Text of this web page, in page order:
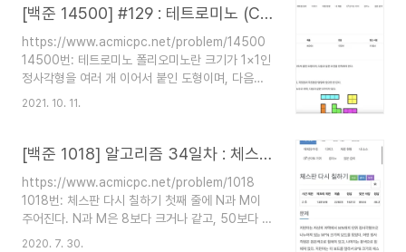
서 가장 긴 연속 사탕 수 구하기 (BFS로 할 수 있을
꿀 수 있는 두 캔디 찾기 (인접하면서 서로 다른 캔
디 쌍)3. 두 캔디 위치를 바꿨을 때 (swap) 두 캔디
를 포함하는 가장 긴 연속 캔디 수를 구하고 현재 최
대 길이랑 비교해서 갱신이때, A, B 캔디라고 하면,
[백준 14500] #129 : 테트로미노 (C++)
https://www.acmicpc.net/problem/14500
14500번: 테트로미노 폴리오미노란 크기가 1×1인
정사각형을 여러 개 이어서 붙인 도형이며, 다음과
같은 조건을 만족해야 한다. 정사각형은 서로 겹치
트포스 사진에 보이는 5개의 테트로미노를 회전, 대
미노가 놓여진 칸들의 점수의 합의 최대값을 구하는
문제이다. 접근방법 브루트포스로 풀었다. 나올 수
있는 모든 도형의 모양을 구하고 (0,0) 기준으로 좌
표를 구한다음 모든 도형에 대해 일일이 어디에 두
2021. 10. 11.
[백준 1018] 알고리즘 34일차 : 체스판 다시 칠하기
https://www.acmicpc.net/problem/1018
1018번: 체스판 다시 칠하기 첫째 줄에 N과 M이
주어진다. N과 M은 8보다 크거나 같고, 50보다 작
거나 같은 자연수이다. 둘째 줄부터 N개의 줄에는
2020. 7. 30.